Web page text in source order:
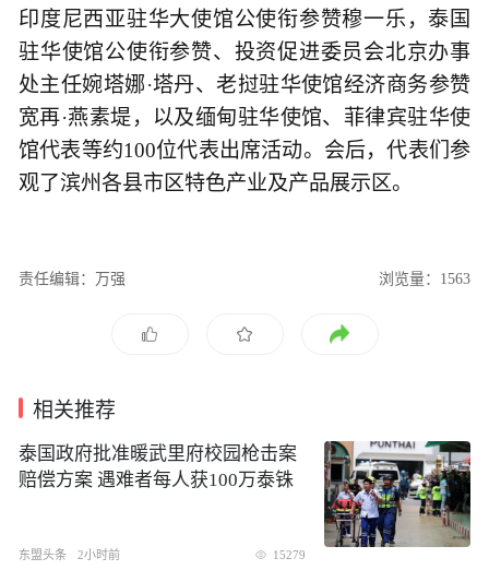
印度尼西亚驻华大使馆公使衔参赞穆一乐，泰国
驻华使馆公使衔参赞、投资促进委员会北京办事
处主任婉塔娜·塔丹、老挝驻华使馆经济商务参赞
宽再·燕素堤，以及缅甸驻华使馆、菲律宾驻华使
馆代表等约100位代表出席活动。会后，代表们参
观了滨州各县市区特色产业及产品展示区。
责任编辑：万强 浏览量：1563
相关推荐
泰国政府批准暖武里府校园枪击案
赔偿方案 遇难者每人获100万泰铢
东盟头条 2小时前 15279